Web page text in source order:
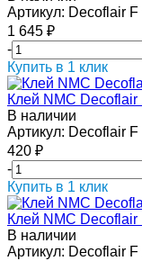
Артикул: Decoflair F
1 645 ₽
-
Купить в 1 клик
Клей NMC
В наличии
Артикул: Decoflair F
420 ₽
-
Купить в 1 клик
Клей NMC Decoflair
В наличии
Артикул: Decoflair F